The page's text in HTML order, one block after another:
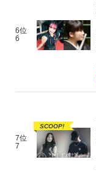
6位
6
7位
7
SCOOP!